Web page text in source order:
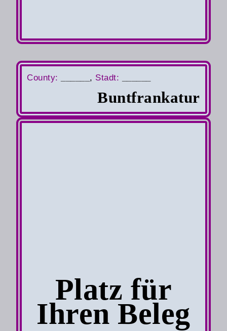
County: , Stadt:
Buntfrankatur
Platz für
Ihren Beleg